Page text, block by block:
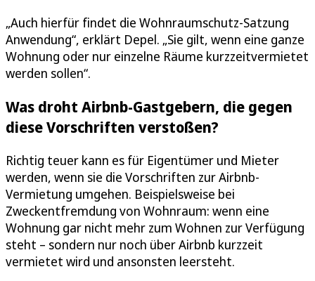
„Auch hierfür findet die Wohnraumschutz-Satzung
Anwendung“, erklärt Depel. „Sie gilt, wenn eine ganze
Wohnung oder nur einzelne Räume kurzzeitvermietet
werden sollen“.
Was droht Airbnb-Gastgebern, die gegen
diese Vorschriften verstoßen?
Richtig teuer kann es für Eigentümer und Mieter
werden, wenn sie die Vorschriften zur Airbnb-
Vermietung umgehen. Beispielsweise bei
Zweckentfremdung von Wohnraum: wenn eine
Wohnung gar nicht mehr zum Wohnen zur Verfügung
steht – sondern nur noch über Airbnb kurzzeit
vermietet wird und ansonsten leersteht.